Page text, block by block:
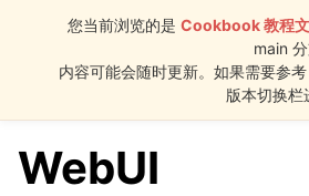
AgentScope
Runtime
WebUI
您当前浏览的是 Cookbook 教程
main 分
内容可能会随时更新。如果需要参考
版本切换栏